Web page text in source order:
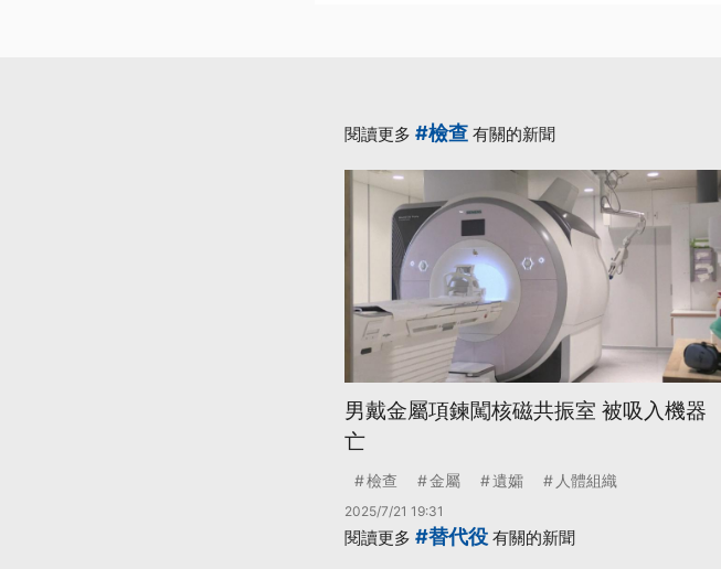
閱讀更多 #檢查 有關的新聞
男戴金屬項鍊闖核磁共振室 被吸入機器
亡
檢查 金屬 遺孀 人體組織
2025/7/21 19:31
閱讀更多 #替代役 有關的新聞